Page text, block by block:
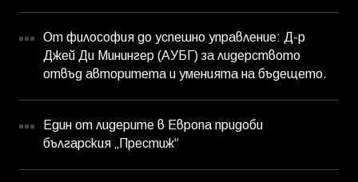
От философия до успешно управление: Д-р
Джей Ди Минингер (АУБГ) за лидерството
отвъд авторитета и уменията на бъдещето.
Един от лидерите в Европа придоби
българския „Престиж“